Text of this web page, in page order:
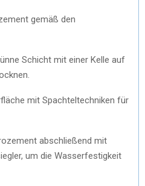
gemäß den
Schicht mit einer Kelle auf
mit Spachteltechniken für
abschließend mit
um die Wasserfestigkeit